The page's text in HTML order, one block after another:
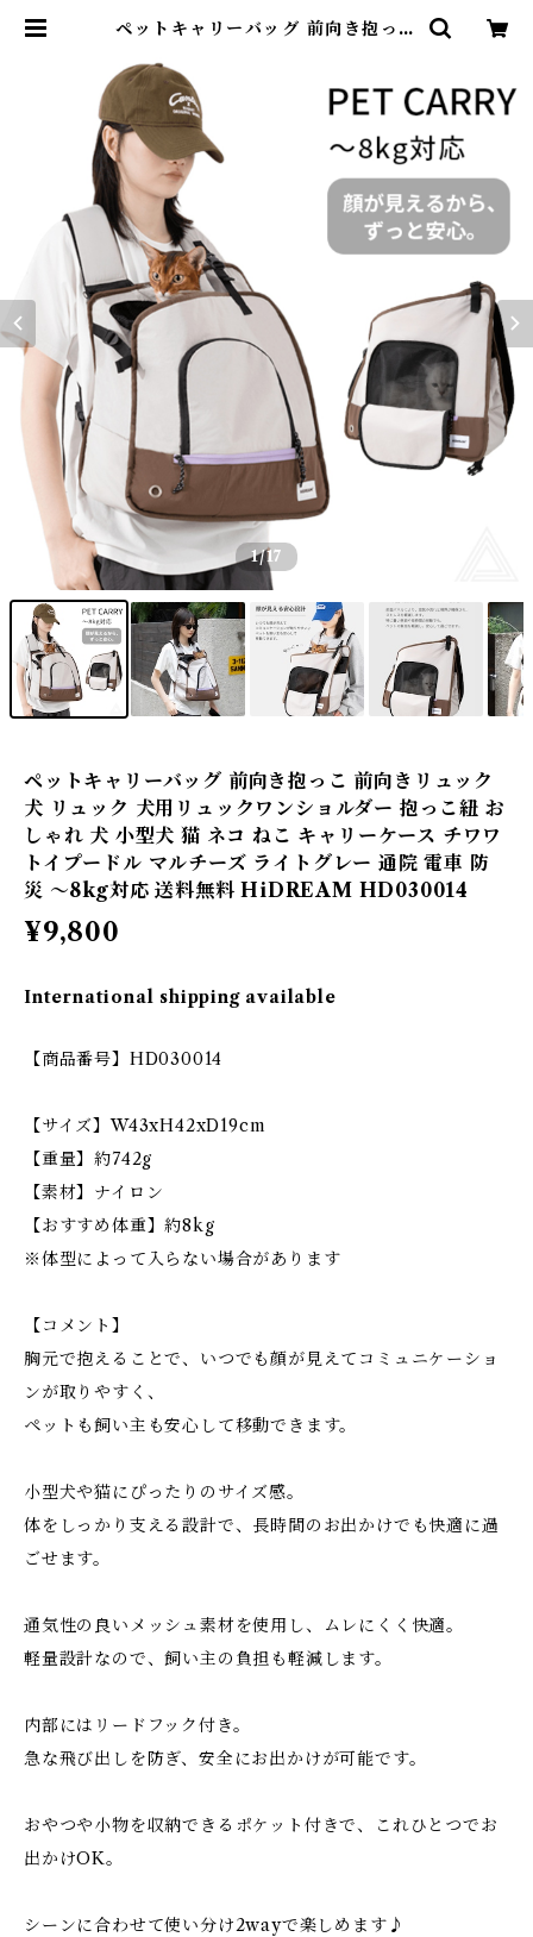
ペットキャリーバッグ 前向き抱っこ
ュックワンショルダー 抱っこ紐 お
しゃれ 犬 小型犬 猫 ネコ ねこ キャ
リーケース チワワ トイプードル マ
ルチーズ ライトグレー 通院 電車 防
災 ～8kg対応 送料無料 HiDREA
M HD030014 | DearKM ❤︎フレ
ンチブルドック孔明
1/17
ペットキャリーバッグ 前向き抱っこ 前向きリュック
犬 リュック 犬用リュックワンショルダー 抱っこ紐 お
しゃれ 犬 小型犬 猫 ネコ ねこ キャリーケース チワワ
トイプードル マルチーズ ライトグレー 通院 電車 防
災 ～8kg対応 送料無料 HiDREAM HD030014
¥9,800
International shipping available
【商品番号】HD030014
【サイズ】W43xH42xD19cm
【重量】約742g
【素材】ナイロン
【おすすめ体重】約8kg
※体型によって入らない場合があります
【コメント】
胸元で抱えることで、いつでも顔が見えてコミュニケーショ
ンが取りやすく、
ペットも飼い主も安心して移動できます。
小型犬や猫にぴったりのサイズ感。
体をしっかり支える設計で、長時間のお出かけでも快適に過
ごせます。
通気性の良いメッシュ素材を使用し、ムレにくく快適。
軽量設計なので、飼い主の負担も軽減します。
内部にはリードフック付き。
急な飛び出しを防ぎ、安全にお出かけが可能です。
おやつや小物を収納できるポケット付きで、これひとつでお
出かけOK。
シーンに合わせて使い分け2wayで楽しめます♪